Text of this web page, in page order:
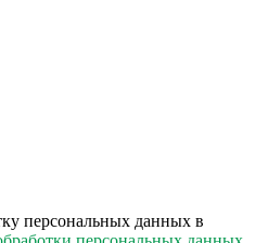
персональных данных в